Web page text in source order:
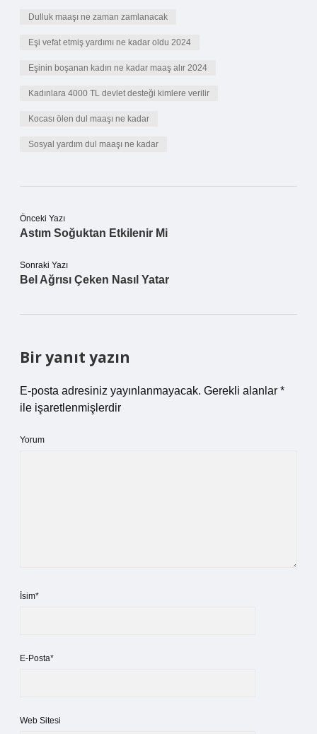
Dulluk maaşı ne zaman zamlanacak
Eşi vefat etmiş yardımı ne kadar oldu 2024
Eşinin boşanan kadın ne kadar maaş alır 2024
Kadınlara 4000 TL devlet desteği kimlere verilir
Kocası ölen dul maaşı ne kadar
Sosyal yardım dul maaşı ne kadar
Önceki Yazı
Astım Soğuktan Etkilenir Mi
Sonraki Yazı
Bel Ağrısı Çeken Nasıl Yatar
Bir yanıt yazın
E-posta adresiniz yayınlanmayacak. Gerekli alanlar *
ile işaretlenmişlerdir
Yorum
İsim*
E-Posta*
Web Sitesi